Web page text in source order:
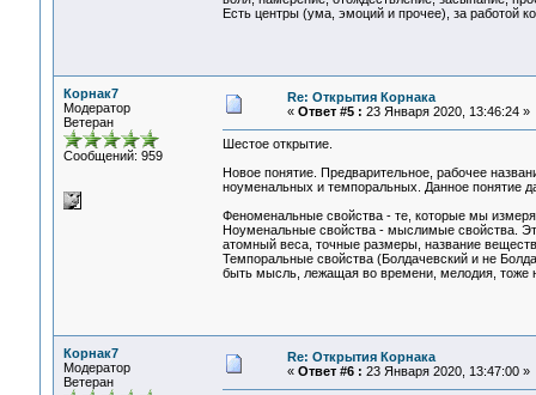
Есть центры (ума, эмоций и прочее), за работой
Корнак7
Модератор
Ветеран
Сообщений: 959
Re: Открытия Корнака
« Ответ #5 : 23 Января 2020, 13:46:24 »
Шестое открытие.
Новое понятие. Предварительное, рабочее
ноуменальных и темпоральных. Данное понятие
Феноменальные свойства - те, которые мы
Ноуменальные свойства - мыслимые свойства.
атомный веса, точные размеры, название
Темпоральные свойства (Болдачевский и не
быть мысль, лежащая во времени, мелодия, тоже
Корнак7
Модератор
Ветеран
Re: Открытия Корнака
« Ответ #6 : 23 Января 2020, 13:47:00 »